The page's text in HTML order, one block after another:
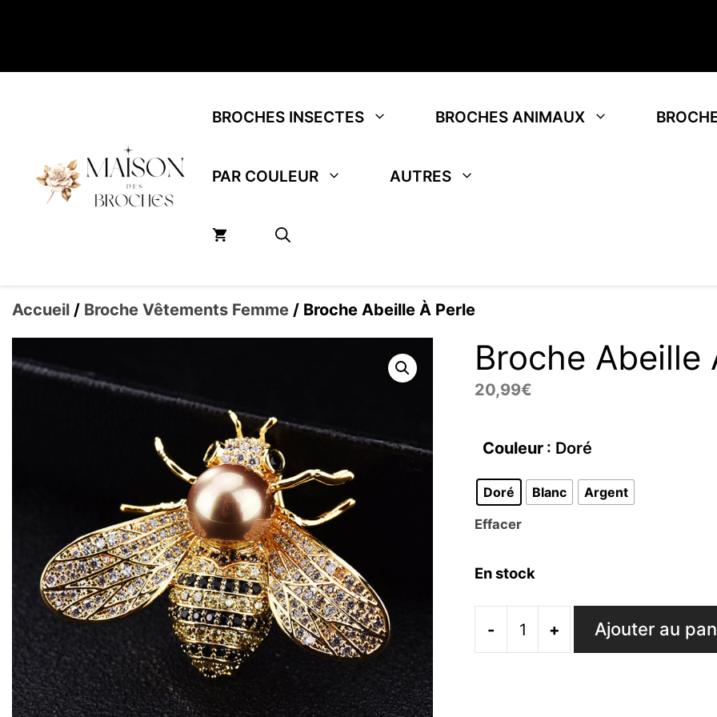
BROCHES INSECTES BROCHES ANIMAUX
PAR COULEUR AUTRES
Accueil / Broche Vêtements Femme / Broche Abeille À Perle
Broche Abeille
20,99€
Couleur : Doré
Doré Blanc
Argent
Effacer
En stock
-
quantité
+ Ajouter au